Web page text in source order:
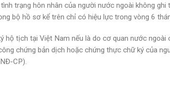
trạng hôn nhân của người nước ngoài không ghi
bộ hồ sơ kể trên chỉ có hiệu lực trong vòng 6
hộ tịch tại Việt Nam nếu là do cơ quan nước
chứng bản dịch hoặc chứng thực chữ ký của
CP).